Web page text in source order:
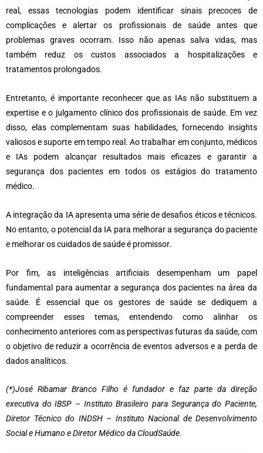
real, essas tecnologias podem identificar sinais precoces de
complicações e alertar os profissionais de saúde antes que
problemas graves ocorram. Isso não apenas salva vidas, mas
também reduz os custos associados a hospitalizações e
tratamentos prolongados.
Entretanto, é importante reconhecer que as IAs não substituem a
expertise e o julgamento clínico dos profissionais de saúde. Em vez
disso, elas complementam suas habilidades, fornecendo insights
valiosos e suporte em tempo real. Ao trabalhar em conjunto, médicos
e IAs podem alcançar resultados mais eficazes e garantir a
segurança dos pacientes em todos os estágios do tratamento
médico.
A integração da IA apresenta uma série de desafios éticos e técnicos.
No entanto, o potencial da IA para melhorar a segurança do paciente
e melhorar os cuidados de saúde é promissor.
Por fim, as inteligências artificiais desempenham um papel
fundamental para aumentar a segurança dos pacientes na área da
saúde. É essencial que os gestores de saúde se dediquem a
compreender esses temas, entendendo como alinhar os
conhecimento anteriores com as perspectivas futuras da saúde, com
o objetivo de reduzir a ocorrência de eventos adversos e a perda de
dados analíticos.
(*)José Ribamar Branco Filho é fundador e faz parte da direção
executiva do IBSP – Instituto Brasileiro para Segurança do Paciente,
Diretor Técnico do INDSH – Instituto Nacional de Desenvolvimento
Social e Humano e Diretor Médico da CloudSaúde.